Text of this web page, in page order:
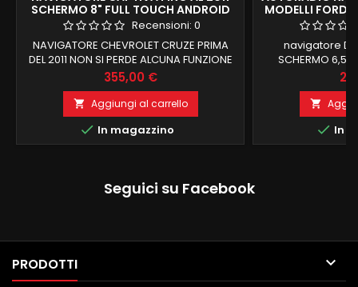
SCHERMO 8" FULL TOUCH ANDROID
8.1 2GB RAM
Recensioni: 0
NAVIGATORE CHEVROLET CRUZE PRIMA
DEL 2011 NON SI PERDE ALCUNA FUNZIONE
ORIGINALE SI MANTENGONO COMANDI AL
VOLANTE E INFO DI BORDO
Prezzo
355,00 €
 Aggiungi al carrello
 In magazzino
MODELLI FORD
ANDROID
navigatore
SCHERMO 6,5
COMPATIBILE AI
COMPUTER DI
VECCHI PIU FORD
2009C-MAX

 In
Seguici su Facebook
PRODOTTI 